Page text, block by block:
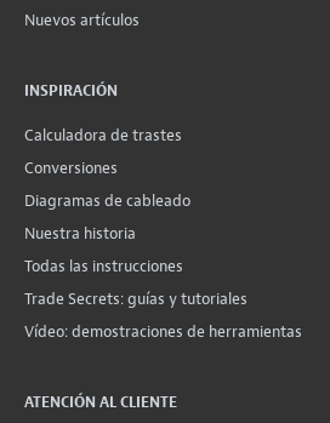
Nuevos artículos
INSPIRACIÓN
Calculadora de trastes
Conversiones
Diagramas de cableado
Nuestra historia
Todas las instrucciones
Trade Secrets: guías y tutoriales
Vídeo: demostraciones de herramientas
ATENCIÓN AL CLIENTE